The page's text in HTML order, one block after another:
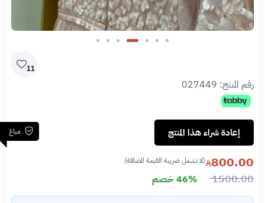
11
رقم المنتج: 027449
مباع إعادة شراء هذا المنتج
800.00 (لا تشمل ضريبة القيمة المضافة)
1500.00 46% خصم